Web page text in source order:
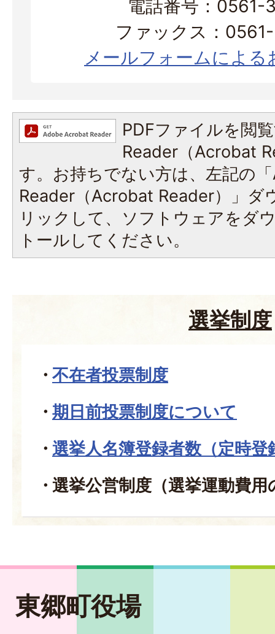
電話番号：0561-
ファックス：
メールフォームによる
PDFファイルを閲
Reader（Acrobat
す。お持ちでない方は、左記の
Reader（Acrobat Reader）」ダ
リックして、ソフトウェアをダ
トールしてください。
選挙制度
不在者投票制度
期日前投票制度について
選挙人名簿登録者数（定時登
選挙公営制度（選挙運動費用
東郷町役場